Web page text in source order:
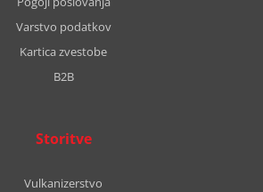
Varstvo podatkov
Kartica zvestobe
B2B
Storitve
Vulkanizerstvo